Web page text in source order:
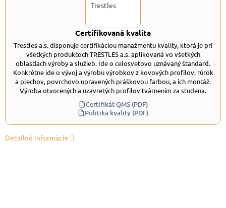
Certifikovaná kvalita
Trestles a.s. disponuje certifikáciou manažmentu kvality, ktorá je pri
všetkých produktoch TRESTLES a.s. aplikovaná vo všetkých
oblastiach výroby a služieb. Ide o celosvetovo uznávaný štandard.
Konkrétne ide o vývoj a výrobu výrobkov z kovových profilov, rúrok
a plechov, povrchovo upravených práškovou farbou, a ich montáž.
Výroba otvorených a uzavretých profilov tvárnením za studena.
Certifikát QMS (PDF)
Politika kvality (PDF)
Detailné informácie